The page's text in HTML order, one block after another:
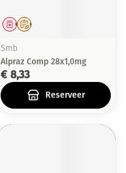
Op voorschrift
Geneesmiddel
Smb
Alpraz Comp 28x1,0mg
€ 8,33
Reserveer